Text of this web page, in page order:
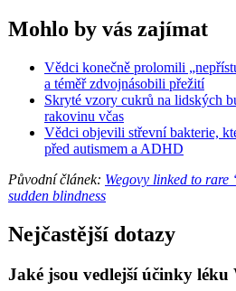
Mohlo by vás zajímat
Vědci konečně prolomili
a téměř zdvojnásobili přežití
Skryté vzory cukrů na lidských
rakovinu včas
Vědci objevili střevní bakterie,
před autismem a ADHD
Původní článek: Wegovy linked to rare
sudden blindness
Nejčastější dotazy
Jaké jsou vedlejší účinky léku